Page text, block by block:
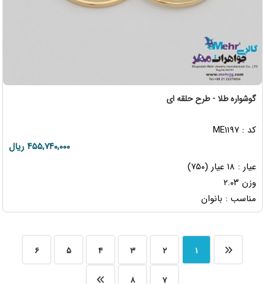
گوشواره طلا - طرح حلقه ای
کد : ME۱۱۹۷
۴۵۵,۷۴۰,۰۰۰ ریال
عیار : ۱۸ عیار (۷۵۰)
وزن ۲.۰۳
مناسب : بانوان
۱ ۲ ۳ ۴ ۵ ۶
۷ ۸